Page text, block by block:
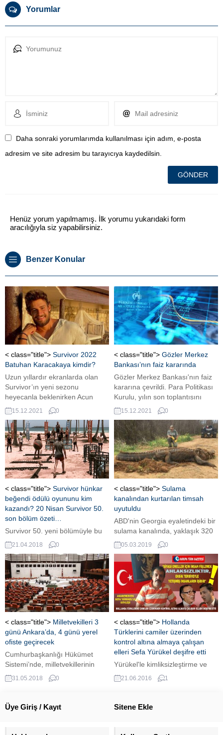
Yorumlar
Daha sonraki yorumlarımda kullanılması için adım, e-posta
adresim ve site adresim bu tarayıcıya kaydedilsin.
Henüz yorum yapılmamış. İlk yorumu yukarıdaki form
aracılığıyla siz yapabilirsiniz.
Benzer Konular
< class="title"> Survivor 2022
Batuhan Karacakaya kimdir?
Uzun yıllardır ekranlarda olan
Survivor’ın yeni sezonu
heyecanla beklenirken Acun
Ilıcalı, Survivor All Star
2022 kadrosunu duyurdu.
Survivor 2022 kadrosunda,
yarışmanın 2021 yılına
damgasını vuran ve iddialı
isimlerden biri olan Batuhan
Karacakaya‘nın da yer
aldığı görüldü.
15.12.2021 0
< class="title"> Gözler Merkez
Bankası’nın faiz kararında
Gözler Merkez Bankası'nın faiz
kararına çevrildi. Para Politikası
Kurulu, yılın son toplantısını
bugün yapacak. ...
15.12.2021 0
< class="title"> Survivor hünkar
beğendi ödülü oyununu kim
kazandı? 20 Nisan Survivor 50.
son bölüm özeti…
Survivor 50. yeni bölümüyle bu
akşam ekrana geldi. Gün
geçtikçe heyecanı daha da artan
Survivor’da yemek ödülü oyunu
oynandı. Yemek ödülü ise
hünkar beğendi. Peki, Survivor
ödül oyununu kim kazandı? İşte
20 Nisan Survivor 50. son bölüm
özeti… Survivor’da heyecan hız
kesmeden devam ediyor. Dünkü
bölümde yemek ödülünü
Ünlüler,...
21.04.2018 0
< class="title"> Sulama
kanalından kurtarılan timsah
uyutuldu
ABD'nin Georgia eyaletindeki bir
sulama kanalında, yaklaşık 320
kilo ağırlığında olduğu belirtilen
dev bir timsah bulundu.
05.03.2019 0
< class="title"> Milletvekilleri 3
günü Ankara’da, 4 günü yerel
ofiste geçirecek
Cumhurbaşkanlığı Hükümet
Sistemi’nde, milletvekillerinin
çalışma düzeni de değişecek.
Seçim çevresinde büro tutma
vekiller 3 günü Ankara’da, geri
31.05.2018 0
< class="title"> Hollanda
Türklerini camiler üzerinden
kontrol altına almaya çalışan
elleri Sefa Yürükel deşifre etti
Yürükel'le kimliksizleştirme ve
fişleme üzerine. Hollanda
Türkleri Konseyi Başkanı Sefa
çarpıcı sözler; "Hollanda
21.06.2016 1
Üye Giriş / Kayıt Sitene Ekle